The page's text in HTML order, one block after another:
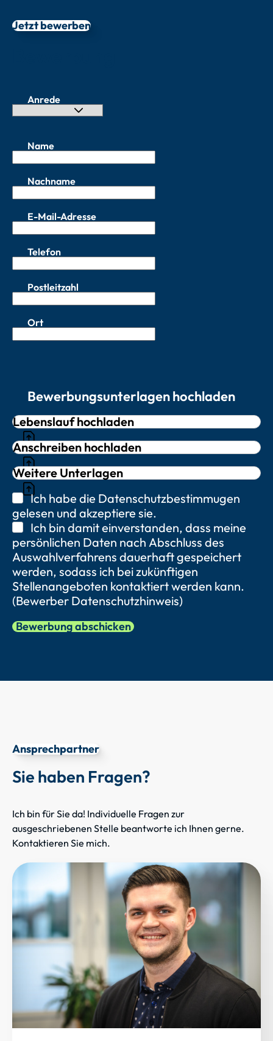
Jetzt bewerben
Anrede
Name
Nachname
E-Mail-Adresse
Telefon
Postleitzahl
Ort
Bewerbungsunterlagen hochladen
Lebenslauf hochladen
Anschreiben hochladen
Weitere Unterlagen
Ich habe die Datenschutzbestimmugen
gelesen und akzeptiere sie.
Ich bin damit einverstanden, dass meine
persönlichen Daten nach Abschluss des
Auswahlverfahrens dauerhaft gespeichert
werden, sodass ich bei zukünftigen
Stellenangeboten kontaktiert werden kann.
(Bewerber Datenschutzhinweis)
Bewerbung abschicken
Ansprechpartner
Sie haben Fragen?
Ich bin für Sie da! Individuelle Fragen zur
ausgeschriebenen Stelle beantworte ich Ihnen gerne.
Kontaktieren Sie mich.